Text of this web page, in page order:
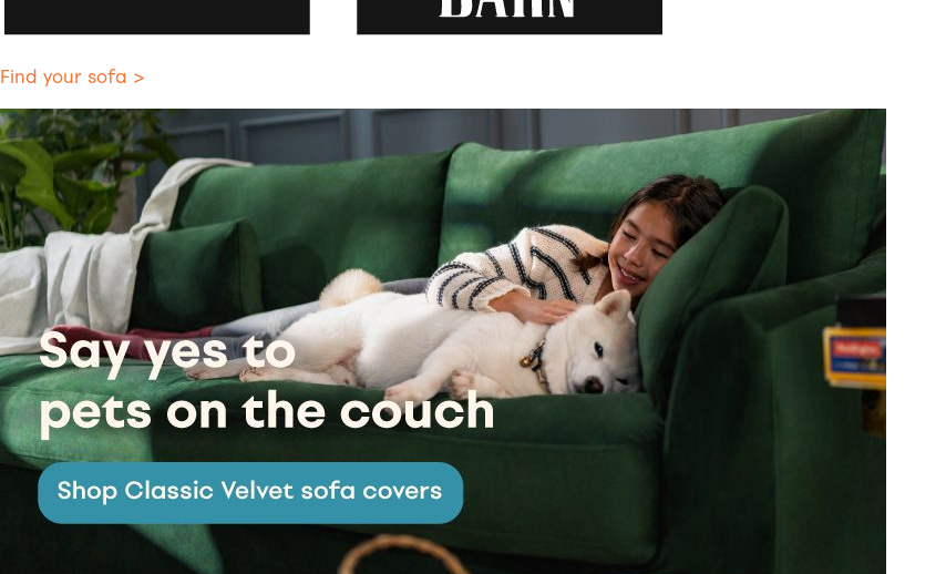
Find your sofa >